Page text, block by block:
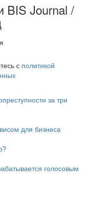
BIS Journal /
с политикой
за три
для бизнеса
голосовым